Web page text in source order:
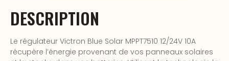
DESCRIPTION
Le régulateur Victron Blue Solar MPPT7510 12/24V 10A
récupère l’énergie provenant de vos panneaux solaires